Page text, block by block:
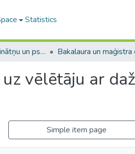
Statistics
A -- Izglītības zinātņu un psiholoģijas fakultāte / Faculty of Education Sciences and Psychology
vēlētāju ar
Simple item page